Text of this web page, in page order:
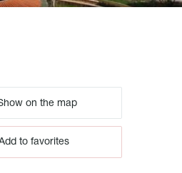
on the map
to favorites